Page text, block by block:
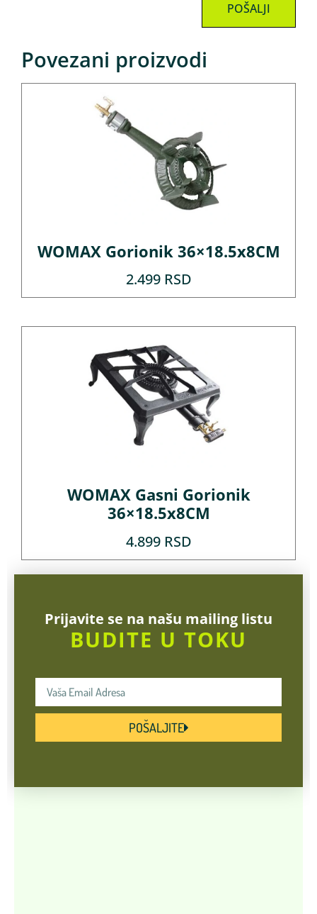
Povezani proizvodi
WOMAX Gorionik 36×18.5x8CM
2.499 RSD
WOMAX Gasni Gorionik
36×18.5x8CM
4.899 RSD
Prijavite se na našu mailing listu
BUDITE U TOKU
POŠALJITE